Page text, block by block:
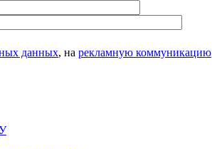
данных, на рекламную коммуникацию